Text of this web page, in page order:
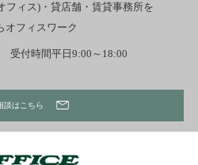
フィス)・貸店舗・賃貸事務所を
オフィスワーク
受付時間平日9:00～18:00
談はこちら